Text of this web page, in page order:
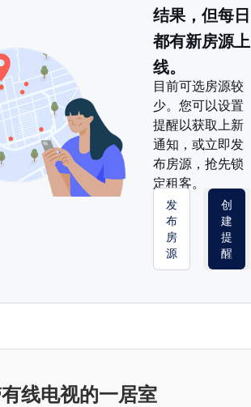
结果，但每日
都有新房源上
线。
目前可选房源较
少。您可以设置
提醒以获取上新
通知，或立即发
布房源，抢先锁
定租客。
发
布
房
源
创
建
提
醒
线电视的一居室